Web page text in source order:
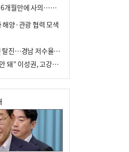
김경덕 부산 행정부시장 6개월만에 사의…후임 인선 촉각
양·관광 협력 모색
열흘째 폭염특보 속 행인 탈진…경남 저수율 평년의 절반
“전임 정책 무작정 파기 안 돼” 이성권, 고강도 ‘전재수 견제’ 예고